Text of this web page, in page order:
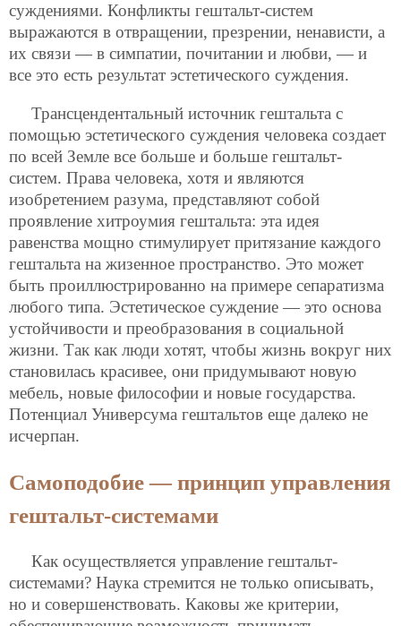
суждениями. Конфликты гештальт-систем
выражаются в отвращении, презрении, ненависти, а
их связи — в симпатии, почитании и любви, — и
все это есть результат эстетического суждения.
Трансцендентальный источник гештальта с
помощью эстетического суждения человека создает
по всей Земле все больше и больше гештальт-
систем. Права человека, хотя и являются
изобретением разума, представляют собой
проявление хитроумия гештальта: эта идея
равенства мощно стимулирует притязание каждого
гештальта на жизенное пространство. Это может
быть проиллюстрированно на примере сепаратизма
любого типа. Эстетическое суждение — это основа
устойчивости и преобразования в социальной
жизни. Так как люди хотят, чтобы жизнь вокруг них
становилась красивее, они придумывают новую
мебель, новые философии и новые государства.
Потенциал Универсума гештальтов еще далеко не
исчерпан.
Самоподобие — принцип управления
гештальт-системами
Как осуществляется управление гештальт-
системами? Наука стремится не только описывать,
но и совершенствовать. Каковы же критерии,